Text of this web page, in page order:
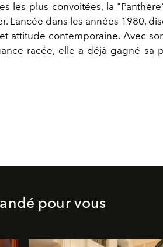
les plus convoitées, la
Lancée dans les années 1980,
attitude contemporaine. Avec
racée, elle a déjà gagné sa
pour vous